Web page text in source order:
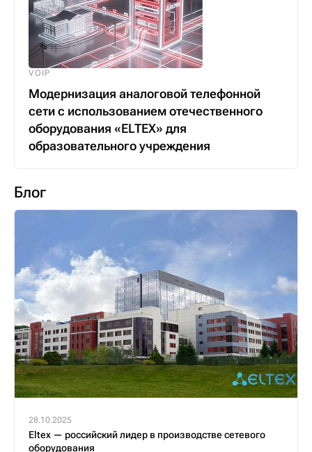
VOIP
Модернизация аналоговой телефонной
сети с использованием отечественного
оборудования «ELTEX» для
образовательного учреждения
Блог
28.10.2025
Eltex — российский лидер в производстве сетевого
оборудования